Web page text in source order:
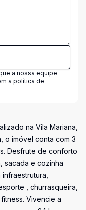
a nossa equipe
a política de
na Vila Mariana,
o imóvel conta com 3
Desfrute de conforto
sacada e cozinha
, churrasqueira,
Vivencie a